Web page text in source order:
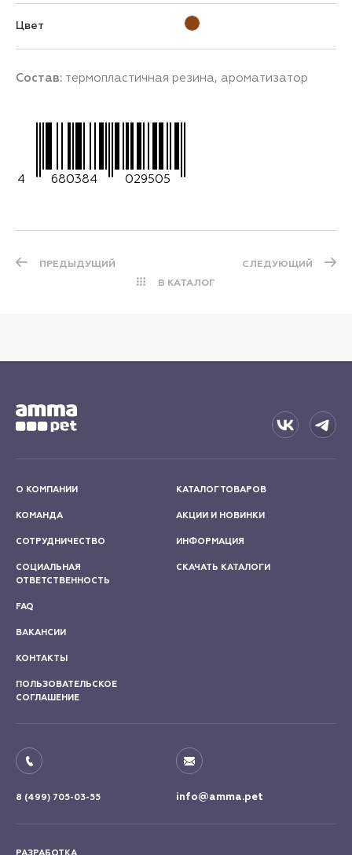
Цвет
Состав: термопластичная резина, ароматизатор
4 680384 029505
ПРЕДЫДУЩИЙ
В КАТАЛОГ
СЛЕДУЮЩИЙ
О КОМПАНИИ
КОМАНДА
СОТРУДНИЧЕСТВО
СОЦИАЛЬНАЯ
ОТВЕТСТВЕННОСТЬ
КАТАЛОГ ТОВАРОВ
АКЦИИ И НОВИНКИ
ИНФОРМАЦИЯ
СКАЧАТЬ КАТАЛОГИ
FAQ
ВАКАНСИИ
КОНТАКТЫ
ПОЛЬЗОВАТЕЛЬСКОЕ
СОГЛАШЕНИЕ
8 (499) 705-03-55 info@amma.pet